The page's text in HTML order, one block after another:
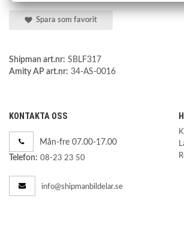
Spara som favorit
Shipman art.nr: SBLF317
Amity AP art.nr: 34-AS-0016
KONTAKTA OSS
Mån-fre 07.00-17.00
Telefon: 08-23 23 50
info@shipmanbildelar.se